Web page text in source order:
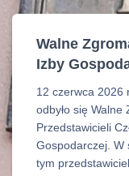
Walne
Izby
12 czerwca 2026
odbyło się Walne
Przedstawicieli
Gospodarczej. W
tym